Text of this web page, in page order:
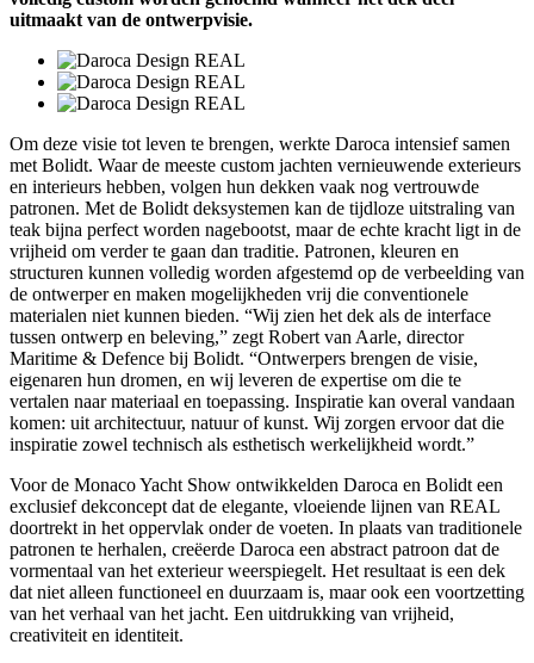
uitmaakt van de ontwerpvisie.
Om deze visie tot leven te brengen, werkte Daroca intensief samen
met Bolidt. Waar de meeste custom jachten vernieuwende exterieurs
en interieurs hebben, volgen hun dekken vaak nog vertrouwde
patronen. Met de Bolidt deksystemen kan de tijdloze uitstraling van
teak bijna perfect worden nagebootst, maar de echte kracht ligt in de
vrijheid om verder te gaan dan traditie. Patronen, kleuren en
structuren kunnen volledig worden afgestemd op de verbeelding van
de ontwerper en maken mogelijkheden vrij die conventionele
materialen niet kunnen bieden. “Wij zien het dek als de interface
tussen ontwerp en beleving,” zegt Robert van Aarle, director
Maritime & Defence bij Bolidt. “Ontwerpers brengen de visie,
eigenaren hun dromen, en wij leveren de expertise om die te
vertalen naar materiaal en toepassing. Inspiratie kan overal vandaan
komen: uit architectuur, natuur of kunst. Wij zorgen ervoor dat die
inspiratie zowel technisch als esthetisch werkelijkheid wordt.”
Voor de Monaco Yacht Show ontwikkelden Daroca en Bolidt een
exclusief dekconcept dat de elegante, vloeiende lijnen van REAL
doortrekt in het oppervlak onder de voeten. In plaats van traditionele
patronen te herhalen, creëerde Daroca een abstract patroon dat de
vormentaal van het exterieur weerspiegelt. Het resultaat is een dek
dat niet alleen functioneel en duurzaam is, maar ook een voortzetting
van het verhaal van het jacht. Een uitdrukking van vrijheid,
creativiteit en identiteit.